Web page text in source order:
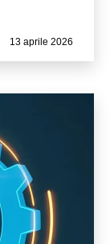
13 aprile 2026